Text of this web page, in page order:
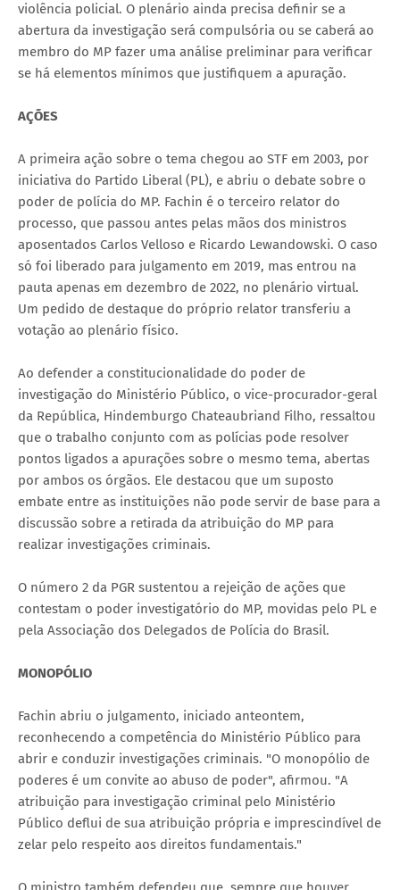
violência policial. O plenário ainda precisa definir se a
abertura da investigação será compulsória ou se caberá ao
membro do MP fazer uma análise preliminar para verificar
se há elementos mínimos que justifiquem a apuração.
AÇÕES
A primeira ação sobre o tema chegou ao STF em 2003, por
iniciativa do Partido Liberal (PL), e abriu o debate sobre o
poder de polícia do MP. Fachin é o terceiro relator do
processo, que passou antes pelas mãos dos ministros
aposentados Carlos Velloso e Ricardo Lewandowski. O caso
só foi liberado para julgamento em 2019, mas entrou na
pauta apenas em dezembro de 2022, no plenário virtual.
Um pedido de destaque do próprio relator transferiu a
votação ao plenário físico.
Ao defender a constitucionalidade do poder de
investigação do Ministério Público, o vice-procurador-geral
da República, Hindemburgo Chateaubriand Filho, ressaltou
que o trabalho conjunto com as polícias pode resolver
pontos ligados a apurações sobre o mesmo tema, abertas
por ambos os órgãos. Ele destacou que um suposto
embate entre as instituições não pode servir de base para a
discussão sobre a retirada da atribuição do MP para
realizar investigações criminais.
O número 2 da PGR sustentou a rejeição de ações que
contestam o poder investigatório do MP, movidas pelo PL e
pela Associação dos Delegados de Polícia do Brasil.
MONOPÓLIO
Fachin abriu o julgamento, iniciado anteontem,
reconhecendo a competência do Ministério Público para
abrir e conduzir investigações criminais. "O monopólio de
poderes é um convite ao abuso de poder", afirmou. "A
atribuição para investigação criminal pelo Ministério
Público deflui de sua atribuição própria e imprescindível de
zelar pelo respeito aos direitos fundamentais."